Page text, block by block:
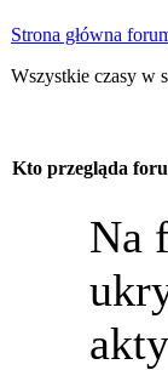
Strona główna
Wszystkie czasy w
Kto przegląda
Na